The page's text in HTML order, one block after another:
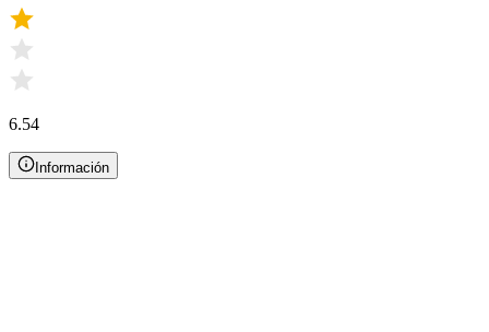
6.54
Información